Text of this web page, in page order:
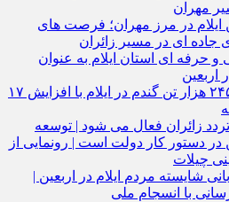
در مرز مهران؛ فرصت‌ های
جاده‌ ای در مسیر زائران
حرفه‌ ای استان ایلام به‌ عنوان
اربعین
تحقق خرید تضمینی بیش از ۲۴۵ هزار تن گندم در ایلام با افزایش ۱۷
صفر برای تردد زائران فعال می‌ شود | توسعه
در دستور کار دولت است | رونمایی از
چیلات
شایسته مردم ایلام در اربعین |
با انسجام ملی